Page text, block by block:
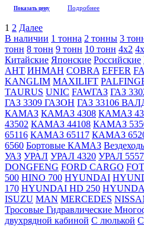
Показать цену Подробнее
1 2 Далее
В наличии 1 тонна 2 тонны 3
тонн 8 тонн 9 тонн 10 тонн 4х2
Китайские Японские Российские
АНТ ИНМАН COBRA EFFER
KANGLIM MAXILIFT
TAURUS UNIC FAWГАЗ ГАЗ
ГАЗ 3309 ГАЗОН ГАЗ 33106
КАМАЗ КАМАЗ 4308 КАМАЗ
43502 КАМАЗ 44108 КАМАЗ
65116 КАМАЗ 65117 КАМАЗ
6560 Бортовые КАМАЗ
УАЗ УРАЛ УРАЛ 4320 УРАЛ 5557
DONGFENG FORD CARGO
500 HINO 700 HYUNDAI
170 HYUNDAI HD 250
ISUZU MAN MERCEDES
Тросовые Гидравлические
двухрядной кабиной C люлькой